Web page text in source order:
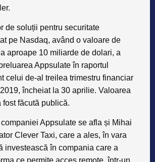
de soluții pentru securitate
pe Nasdaq, având o valoare de
aproape 10 miliarde de dolari, a
Appsulate în raportul
celui de-al treilea trimestru financiar
încheiat la 30 aprilie. Valoarea
fost făcută publică.
companiei Appsulate se afla și Mihai
Clever Taxi, care a ales, în vara
investească în compania care a